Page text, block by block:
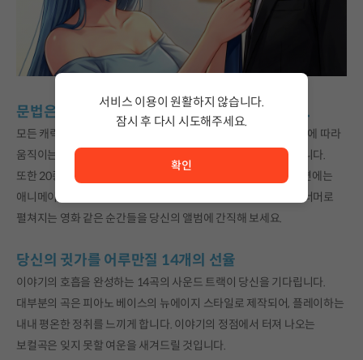
문법은 클래식을 따르되, 그 방식은 진화했습니다.
모든 캐릭터의 스탠딩 CG에 모션 애니메이션을 더했습니다. 상황에 따라
움직이는 캐릭터들을 통해 한 차원 높은 시각적 즐거움을 선사합니다.
또한 20종 이상의 이벤트 CG가 준비되어 있습니다. 핵심적인 장면에는
애니메이션 연출을 더해 장면을 생생하게 재현했습니다. 텍스트 너머로
펼쳐지는 영화 같은 순간들을 당신의 앨범에 간직해 보세요.
당신의 귓가를 어루만질 14개의 선율
이야기의 호흡을 완성하는 14곡의 사운드 트랙이 당신을 기다립니다.
대부분의 곡은 피아노 베이스의 뉴에이지 스타일로 제작되어, 플레이하는
내내 평온한 정취를 느끼게 합니다. 이야기의 정점에서 터져 나오는
보컬곡은 잊지 못할 여운을 새겨드릴 것입니다.
서비스 이용이 원활하지 않습니다.
잠시 후 다시 시도해주세요.
서비스 이용이 원활하지 않습니다. <br/> 잠시 후 다시 시도
확인